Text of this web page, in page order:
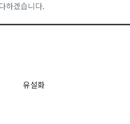
하겠습니다.
유설화